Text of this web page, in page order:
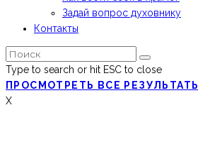
Задай вопрос духовнику
Контакты
Type to search or hit ESC to close
ПРОСМОТРЕТЬ ВСЕ РЕЗУЛЬТАТЫ
X